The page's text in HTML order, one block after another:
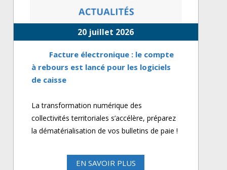
20 juillet 2026
Facture électronique : le compte
à rebours est lancé pour les logiciels
de caisse
La transformation numérique des
collectivités territoriales s’accélère, préparez
la dématérialisation de vos bulletins de paie !
EN SAVOIR PLUS